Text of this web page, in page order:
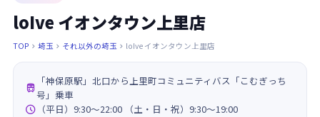
loIve イオンタウン上里店
TOP  埼玉  それ以外の埼玉  loIve イオンタウン上里店

「神保原駅」北口から上里町コミュニティバス「こむぎっち
号」乗車
 （平日）9:30～22:00 （土・日・祝）9:30～19:00